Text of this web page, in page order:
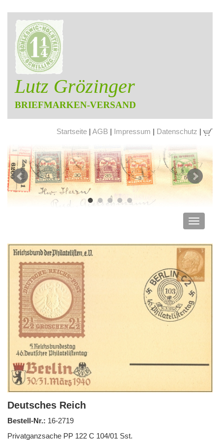
Lutz Grözinger
BRIEFMARKEN-VERSAND
Startseite | AGB | Impressum | Datenschutz |
Deutsches Reich
Bestell-Nr.: 16-2719
Privatganzsache PP 122 C 104/01 Sst.